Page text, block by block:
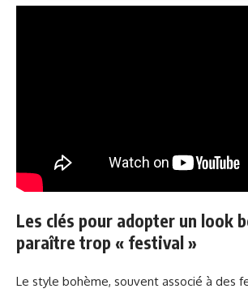
Les clés pour adopter un look
paraître trop « festival »
Le style bohème, souvent associé à des